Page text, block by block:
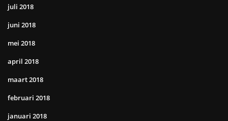
juli 2018
juni 2018
mei 2018
april 2018
maart 2018
februari 2018
januari 2018